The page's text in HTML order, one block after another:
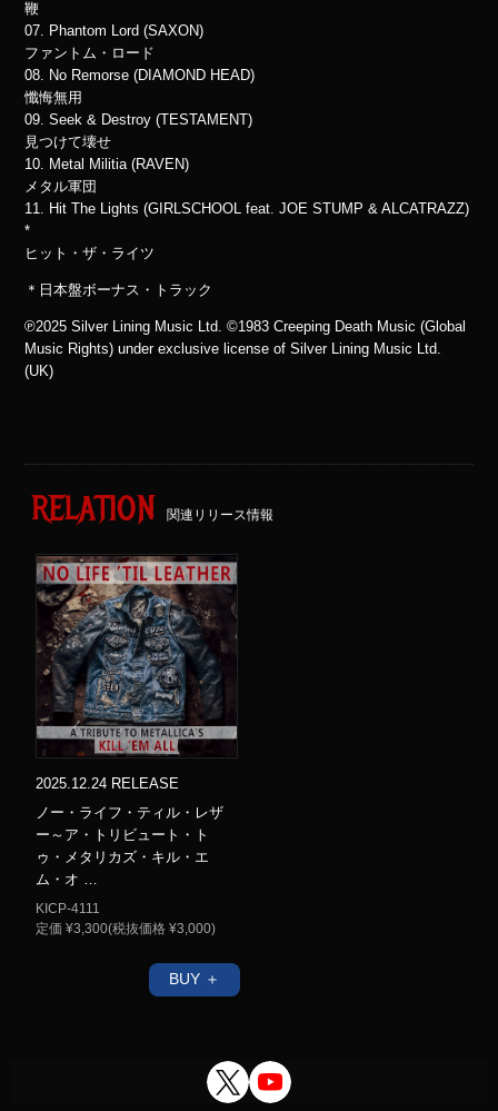
鞭
07. Phantom Lord (SAXON)
ファントム・ロード
08. No Remorse (DIAMOND HEAD)
懺悔無用
09. Seek & Destroy (TESTAMENT)
見つけて壊せ
10. Metal Militia (RAVEN)
メタル軍団
11. Hit The Lights (GIRLSCHOOL feat. JOE STUMP & ALCATRAZZ)
*
ヒット・ザ・ライツ
＊日本盤ボーナス・トラック
℗2025 Silver Lining Music Ltd. ©1983 Creeping Death Music (Global
Music Rights) under exclusive license of Silver Lining Music Ltd.
(UK)
RELATION 関連リリース情報
2025.12.24 RELEASE
ノー・ライフ・ティル・レザ
ー～ア・トリビュート・ト
ゥ・メタリカズ・キル・エ
ム・オ …
KICP-4111
定価 ¥3,300(税抜価格 ¥3,000)
BUY ＋